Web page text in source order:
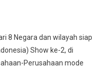
8 Negara dan wilayah siap
Show ke-2, di
Perusahaan mode